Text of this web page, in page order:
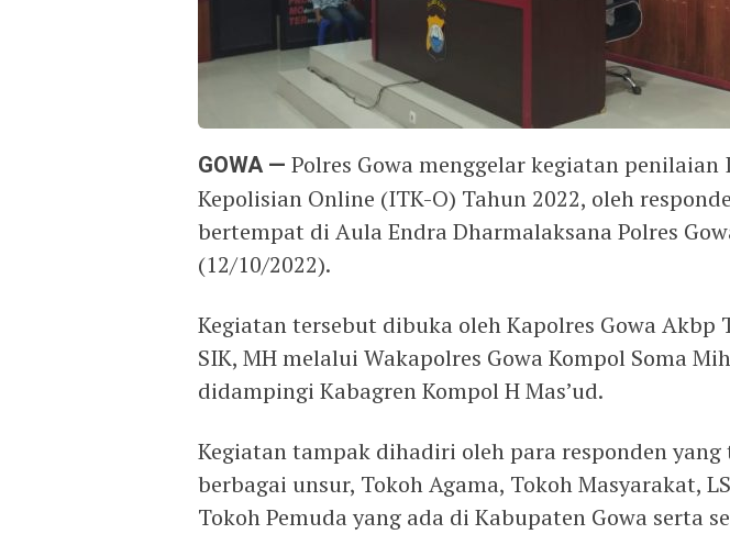
GOWA — Polres Gowa menggelar kegiatan penilaian
Kepolisian Online (ITK-O) Tahun 2022, oleh
bertempat di Aula Endra Dharmalaksana Polres
(12/10/2022).
Kegiatan tersebut dibuka oleh Kapolres Gowa Akbp
SIK, MH melalui Wakapolres Gowa Kompol Soma
didampingi Kabagren Kompol H Mas’ud.
Kegiatan tampak dihadiri oleh para responden
berbagai unsur, Tokoh Agama, Tokoh Masyarakat,
Tokoh Pemuda yang ada di Kabupaten Gowa serta